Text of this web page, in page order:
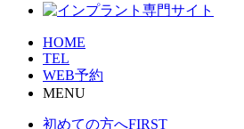
HOME
TEL
WEB予約
MENU
初めての方へFIRST